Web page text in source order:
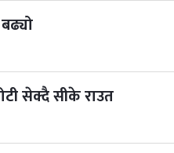
सेक्दै सीके राउत